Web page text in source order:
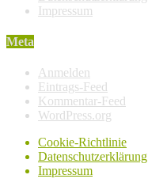
Impressum
Meta
Anmelden
Eintrags-Feed
Kommentar-Feed
WordPress.org
Cookie-Richtlinie
Datenschutzerklärung
Impressum